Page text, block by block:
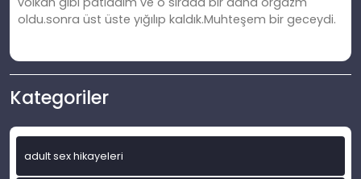
oldu.sonra üst üste yığılıp kaldık.Muhteşem bir geceydi.
Kategoriler
adult sex hikayeleri